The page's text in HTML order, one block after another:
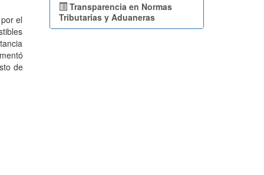
el
de
Transparencia en Normas
Tributarias y Aduaneras